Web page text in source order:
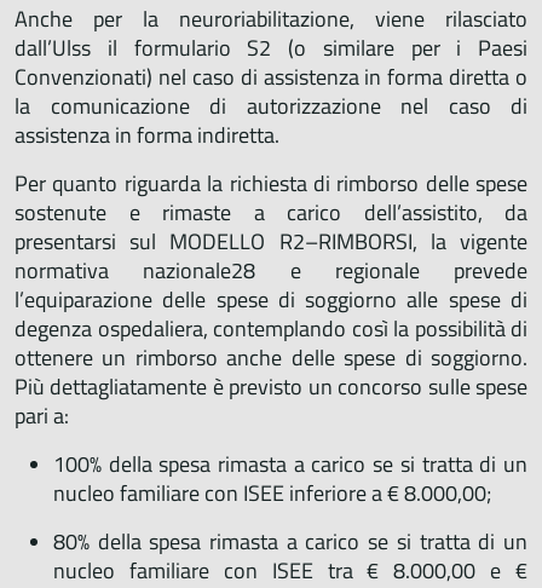
Anche per la neuroriabilitazione, viene rilasciato
dall’Ulss il formulario S2 (o similare per i Paesi
Convenzionati) nel caso di assistenza in forma diretta o
la comunicazione di autorizzazione nel caso di
assistenza in forma indiretta.
Per quanto riguarda la richiesta di rimborso delle spese
sostenute e rimaste a carico dell’assistito, da
presentarsi sul MODELLO R2–RIMBORSI, la vigente
normativa nazionale28 e regionale prevede
l’equiparazione delle spese di soggiorno alle spese di
degenza ospedaliera, contemplando così la possibilità di
ottenere un rimborso anche delle spese di soggiorno.
Più dettagliatamente è previsto un concorso sulle spese
pari a:
100% della spesa rimasta a carico se si tratta di un
nucleo familiare con ISEE inferiore a € 8.000,00;
80% della spesa rimasta a carico se si tratta di un
nucleo familiare con ISEE tra € 8.000,00 e €